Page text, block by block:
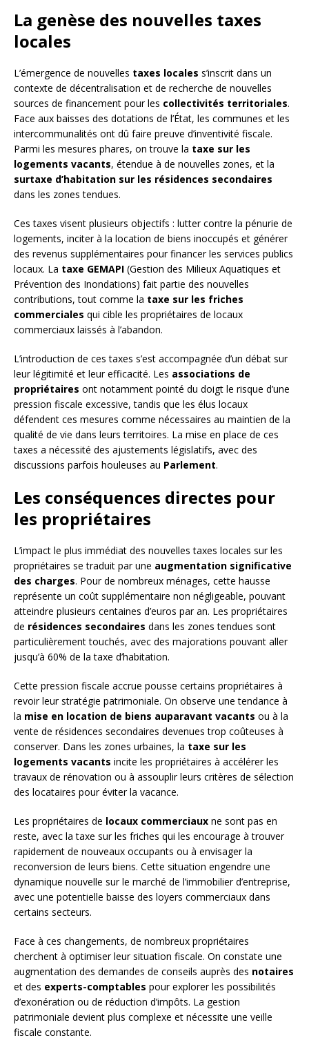
La genèse des nouvelles taxes
locales
L’émergence de nouvelles taxes locales s’inscrit dans un
contexte de décentralisation et de recherche de nouvelles
sources de financement pour les collectivités territoriales.
Face aux baisses des dotations de l’État, les communes et les
intercommunalités ont dû faire preuve d’inventivité fiscale.
Parmi les mesures phares, on trouve la taxe sur les
logements vacants, étendue à de nouvelles zones, et la
surtaxe d’habitation sur les résidences secondaires
dans les zones tendues.
Ces taxes visent plusieurs objectifs : lutter contre la pénurie de
logements, inciter à la location de biens inoccupés et générer
des revenus supplémentaires pour financer les services publics
locaux. La taxe GEMAPI (Gestion des Milieux Aquatiques et
Prévention des Inondations) fait partie des nouvelles
contributions, tout comme la taxe sur les friches
commerciales qui cible les propriétaires de locaux
commerciaux laissés à l’abandon.
L’introduction de ces taxes s’est accompagnée d’un débat sur
leur légitimité et leur efficacité. Les associations de
propriétaires ont notamment pointé du doigt le risque d’une
pression fiscale excessive, tandis que les élus locaux
défendent ces mesures comme nécessaires au maintien de la
qualité de vie dans leurs territoires. La mise en place de ces
taxes a nécessité des ajustements législatifs, avec des
discussions parfois houleuses au Parlement.
Les conséquences directes pour
les propriétaires
L’impact le plus immédiat des nouvelles taxes locales sur les
propriétaires se traduit par une augmentation significative
des charges. Pour de nombreux ménages, cette hausse
représente un coût supplémentaire non négligeable, pouvant
atteindre plusieurs centaines d’euros par an. Les propriétaires
de résidences secondaires dans les zones tendues sont
particulièrement touchés, avec des majorations pouvant aller
jusqu’à 60% de la taxe d’habitation.
Cette pression fiscale accrue pousse certains propriétaires à
revoir leur stratégie patrimoniale. On observe une tendance à
la mise en location de biens auparavant vacants ou à la
vente de résidences secondaires devenues trop coûteuses à
conserver. Dans les zones urbaines, la taxe sur les
logements vacants incite les propriétaires à accélérer les
travaux de rénovation ou à assouplir leurs critères de sélection
des locataires pour éviter la vacance.
Les propriétaires de locaux commerciaux ne sont pas en
reste, avec la taxe sur les friches qui les encourage à trouver
rapidement de nouveaux occupants ou à envisager la
reconversion de leurs biens. Cette situation engendre une
dynamique nouvelle sur le marché de l’immobilier d’entreprise,
avec une potentielle baisse des loyers commerciaux dans
certains secteurs.
Face à ces changements, de nombreux propriétaires
cherchent à optimiser leur situation fiscale. On constate une
augmentation des demandes de conseils auprès des notaires
et des experts-comptables pour explorer les possibilités
d’exonération ou de réduction d’impôts. La gestion
patrimoniale devient plus complexe et nécessite une veille
fiscale constante.